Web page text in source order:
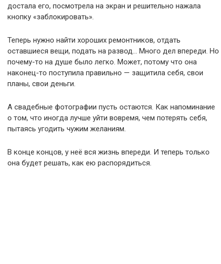
достала его, посмотрела на экран и решительно нажала
кнопку «заблокировать».
Теперь нужно найти хороших ремонтников, отдать
оставшиеся вещи, подать на развод… Много дел впереди. Но
почему-то на душе было легко. Может, потому что она
наконец-то поступила правильно — защитила себя, свои
планы, свои деньги.
А свадебные фотографии пусть остаются. Как напоминание
о том, что иногда лучше уйти вовремя, чем потерять себя,
пытаясь угодить чужим желаниям.
В конце концов, у неё вся жизнь впереди. И теперь только
она будет решать, как ею распорядиться.